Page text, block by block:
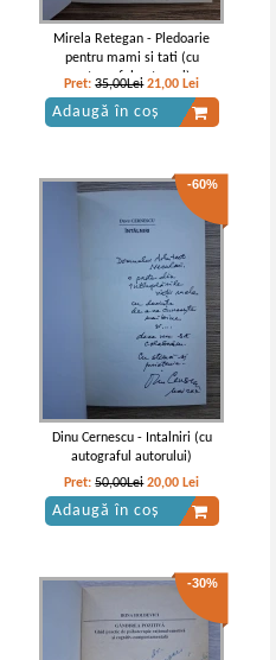
Mirela Retegan - Pledoarie
pentru mami si tati (cu
autograful autoarei)
Pret:35,00Lei 21,00 Lei
Adaugă în coș
-60%
Dinu Cernescu - Intalniri (cu
autograful autorului)
Pret:50,00Lei 20,00 Lei
Adaugă în coș
-30%